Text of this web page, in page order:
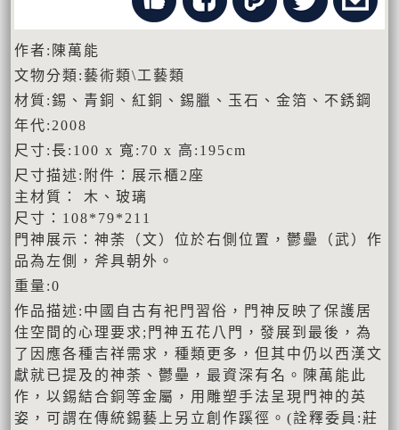
作者:陳萬能
文物分類:藝術類\工藝類
材質:錫、青銅、紅銅、錫臘、玉石、金箔、不銹鋼
年代:2008
尺寸:長:100 x 寬:70 x 高:195cm
尺寸描述:附件：展示櫃2座
主材質： 木、玻璃
尺寸：108*79*211
門神展示：神荼（文）位於右側位置，鬱壘（武）作
品為左側，斧具朝外。
重量:0
作品描述:中國自古有祀門習俗，門神反映了保護居
住空間的心理要求;門神五花八門，發展到最後，為
了因應各種吉祥需求，種類更多，但其中仍以西漢文
獻就已提及的神荼、鬱壘，最資深有名。陳萬能此
作，以錫結合銅等金屬，用雕塑手法呈現門神的英
姿，可謂在傳統錫藝上另立創作蹊徑。(詮釋委員:莊